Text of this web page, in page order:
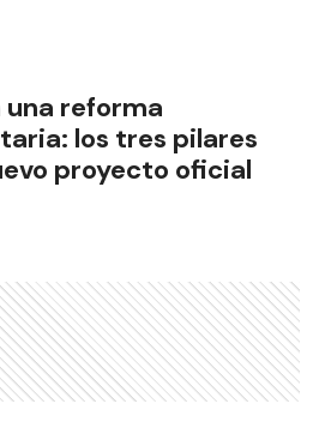
una reforma
los tres pilares
proyecto oficial